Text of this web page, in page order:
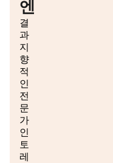
엔
결
과
지
향
적
인
전
문
가
인
토
레